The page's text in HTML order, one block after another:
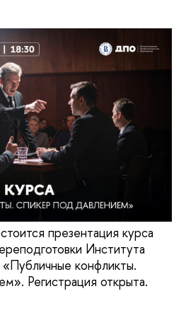
презентация курса
Института
конфликты.
Регистрация открыта.